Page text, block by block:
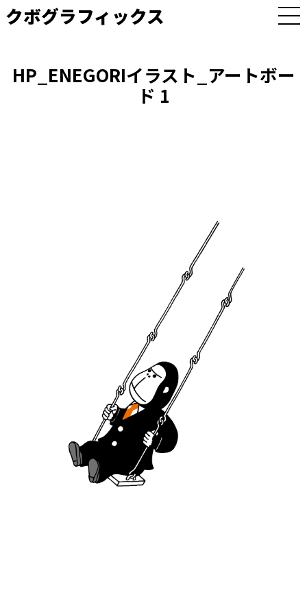
クボグラフィックス
M
E
HP_ENEGORIイラスト_アートボー
ド 1